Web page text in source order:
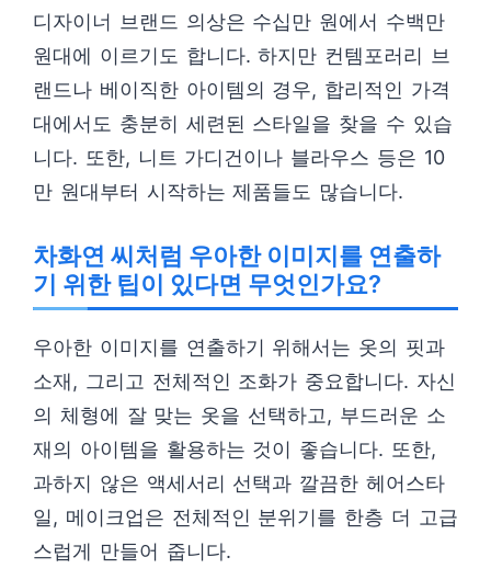
디자이너 브랜드 의상은 수십만 원에서 수백만
원대에 이르기도 합니다. 하지만 컨템포러리 브
랜드나 베이직한 아이템의 경우, 합리적인 가격
대에서도 충분히 세련된 스타일을 찾을 수 있습
니다. 또한, 니트 가디건이나 블라우스 등은 10
만 원대부터 시작하는 제품들도 많습니다.
차화연 씨처럼 우아한 이미지를 연출하
기 위한 팁이 있다면 무엇인가요?
우아한 이미지를 연출하기 위해서는 옷의 핏과
소재, 그리고 전체적인 조화가 중요합니다. 자신
의 체형에 잘 맞는 옷을 선택하고, 부드러운 소
재의 아이템을 활용하는 것이 좋습니다. 또한,
과하지 않은 액세서리 선택과 깔끔한 헤어스타
일, 메이크업은 전체적인 분위기를 한층 더 고급
스럽게 만들어 줍니다.